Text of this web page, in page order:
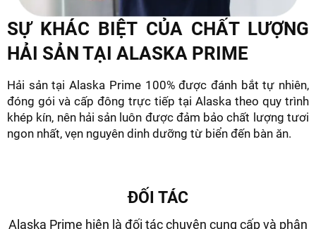
SỰ KHÁC BIỆT CỦA CHẤT LƯỢNG
HẢI SẢN TẠI ALASKA PRIME
Hải sản tại Alaska Prime 100% được đánh bắt tự nhiên,
đóng gói và cấp đông trực tiếp tại Alaska theo quy trình
khép kín, nên hải sản luôn được đảm bảo chất lượng tươi
ngon nhất, vẹn nguyên dinh dưỡng từ biển đến bàn ăn.
ĐỐI TÁC
Alaska Prime hiện là đối tác chuyên cung cấp và phân